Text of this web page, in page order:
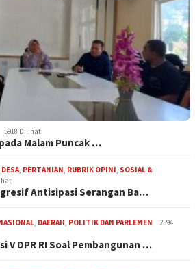
5918 Dilihat
Malam Puncak …
DESA PERTANIAN RUBRIK OPINI SOSIAL &
Antisipasi Serangan Ba…
DAERAH POLITIK DAN PARLEMEN
2594
V DPR RI Soal Pembangunan …